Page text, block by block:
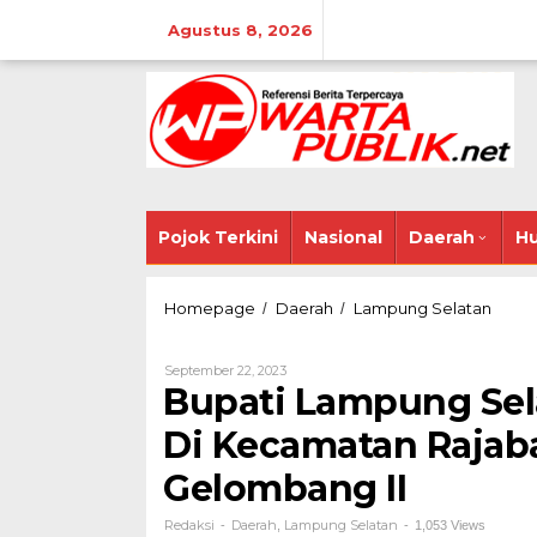
Agustus 8, 2026
Pojok Terkini Nasional Daerah
Homepage / Daerah / Lampung Selatan
Dua
Kepala
Desa
Di
September 22, 2023Oleh
Bupati Lampung
Di Kecamatan
Gelombang II
Redaksi - Daerah Lampung Selatan - 1,053 Views